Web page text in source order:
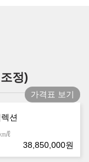
정)
가격표 보기
션
/ℓ
38,850,000원